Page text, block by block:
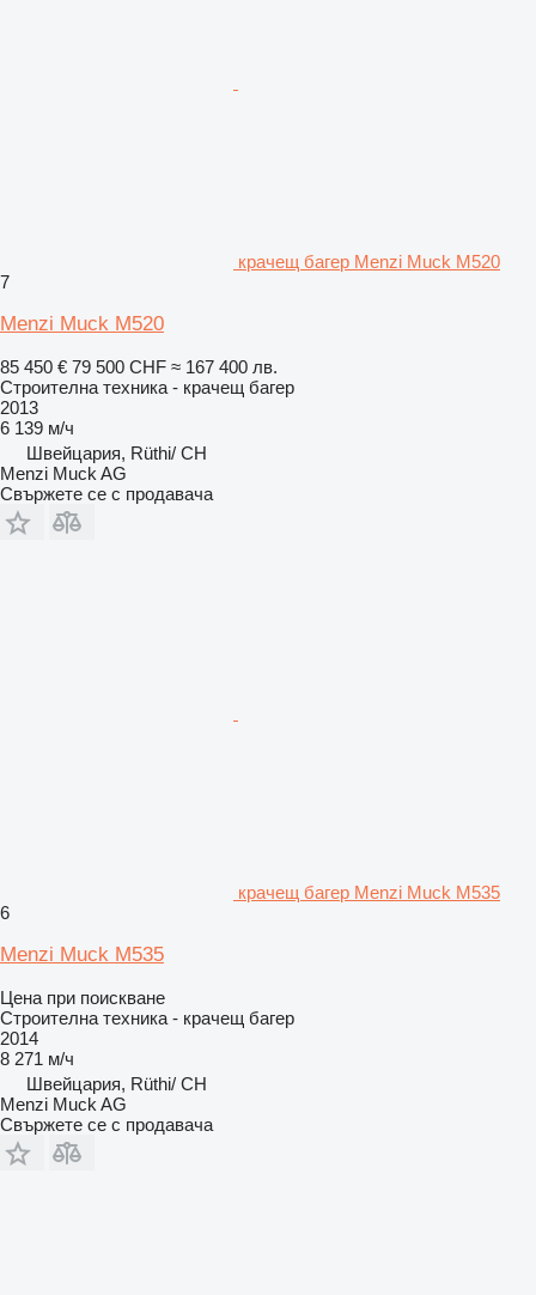
крачещ багер Menzi Muck M520
7
Menzi Muck M520
85 450 € 79 500 CHF ≈ 167 400 лв.
Строителна техника - крачещ багер
2013
6 139 м/ч
Швейцария, Rüthi/ CH
Menzi Muck AG
Свържете се с продавача
крачещ багер Menzi Muck M535
6
Menzi Muck M535
Цена при поискване
Строителна техника - крачещ багер
2014
8 271 м/ч
Швейцария, Rüthi/ CH
Menzi Muck AG
Свържете се с продавача